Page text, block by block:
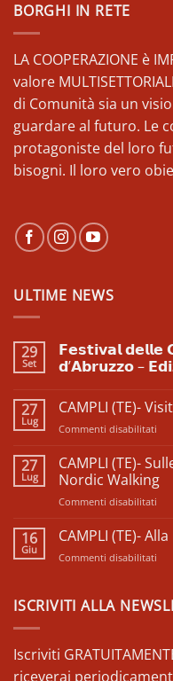
BORGHI IN RETE
LA COOPERAZIONE è
valore
di Comunità sia un
guardare al futuro. Le
protagoniste del loro
bisogni. Il loro vero
ULTIME NEWS
29
Set
𝗙𝗲𝘀𝘁𝗶𝘃𝗮𝗹
𝗱’𝗔𝗯𝗿𝘂𝘇𝘇𝗼 –
su
𝗱𝗲𝗹𝗹𝗲
𝗖𝗼𝗺𝘂𝗻𝗶𝘁à
𝗱’𝗔𝗯𝗿𝘂𝘇𝘇𝗼
–
𝗘𝗱𝗶𝘇𝗶𝗼𝗻𝗲
27
Lug
CAMPLI (TE)-
Commenti disabilitati
dei
27
Lug
CAMPLI (TE)-
Nordic Walking
Commenti disabilitati
a
16
Giu
CAMPLI (TE)-
Commenti disabilitati
Alla
d’
ISCRIVITI ALLA
Iscriviti
riceverai